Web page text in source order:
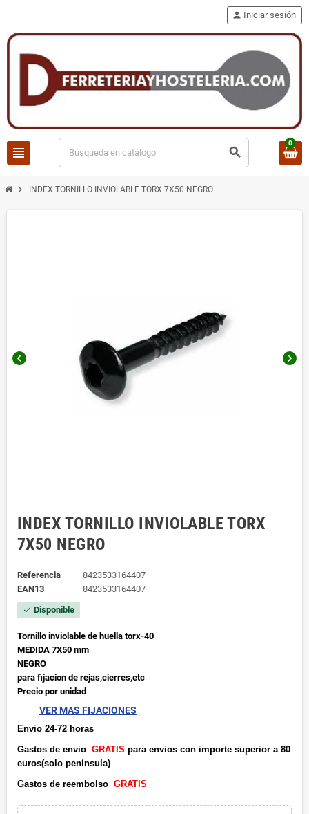
view_headline search
person Iniciar sesión
0
chevron_right INDEX TORNILLO INVIOLABLE TORX 7X50 NEGRO
chevron_left chevron_right
INDEX TORNILLO INVIOLABLE TORX
7X50 NEGRO
Referencia
8423533164407
EAN13
8423533164407
check Disponible
Tornillo inviolable de huella torx-40
MEDIDA 7X50 mm
NEGRO
para fijacion de rejas,cierres,etc
Precio por unidad
VER MAS FIJACIONES
Envio 24-72 horas
Gastos de envio GRATIS para envios con importe superior a 80
euros(solo península)
Gastos de reembolso GRATIS